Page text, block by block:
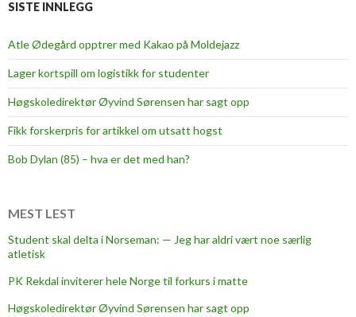
f
b
SISTE INNLEGG
Atle Ødegård opptrer med Kakao på Moldejazz
Lager kortspill om logistikk for studenter
Høgskoledirektør Øyvind Sørensen har sagt opp
Fikk forskerpris for artikkel om utsatt hogst
Bob Dylan (85) – hva er det med han?
MEST LEST
Student skal delta i Norseman: — Jeg har aldri vært noe særlig
atletisk
PK Rekdal inviterer hele Norge til forkurs i matte
Høgskoledirektør Øyvind Sørensen har sagt opp